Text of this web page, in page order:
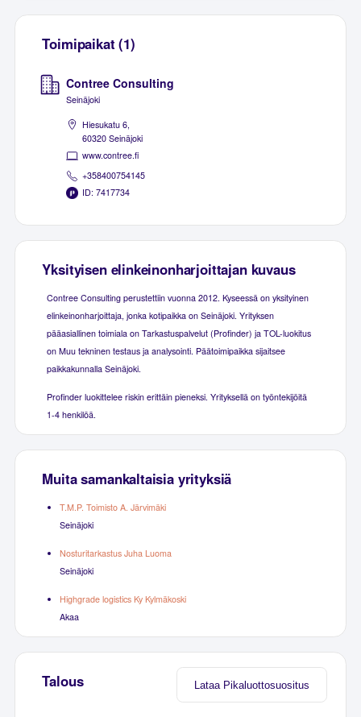
Toimipaikat (1)
Contree Consulting
Seinäjoki
Hiesukatu 6,
60320 Seinäjoki
www.contree.fi
+358400754145
ID: 7417734
Yksityisen elinkeinonharjoittajan kuvaus
Contree Consulting perustettiin vuonna 2012. Kyseessä on yksityinen
elinkeinonharjoittaja, jonka kotipaikka on Seinäjoki. Yrityksen
pääasiallinen toimiala on Tarkastuspalvelut (Profinder) ja TOL-luokitus
on Muu tekninen testaus ja analysointi. Päätoimipaikka sijaitsee
paikkakunnalla Seinäjoki.
Profinder luokittelee riskin erittäin pieneksi. Yrityksellä on työntekijöitä
1-4 henkilöä.
Muita samankaltaisia yrityksiä
T.M.P. Toimisto A. Järvimäki
Seinäjoki
Nosturitarkastus Juha Luoma
Seinäjoki
Highgrade logistics Ky Kylmäkoski
Akaa
Lataa Pikaluottosuositus
Talous